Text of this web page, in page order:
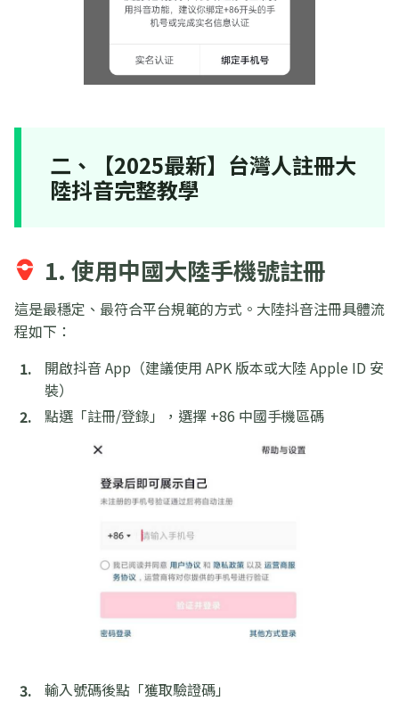
二、【2025最新】台灣人註冊大
陸抖音完整教學
1. 使用中國大陸手機號註冊
這是最穩定、最符合平台規範的方式。大陸抖音注冊具體流
程如下：
開啟抖音 App（建議使用 APK 版本或大陸 Apple ID 安
裝）
點選「註冊/登錄」，選擇 +86 中國手機區碼
輸入號碼後點「獲取驗證碼」